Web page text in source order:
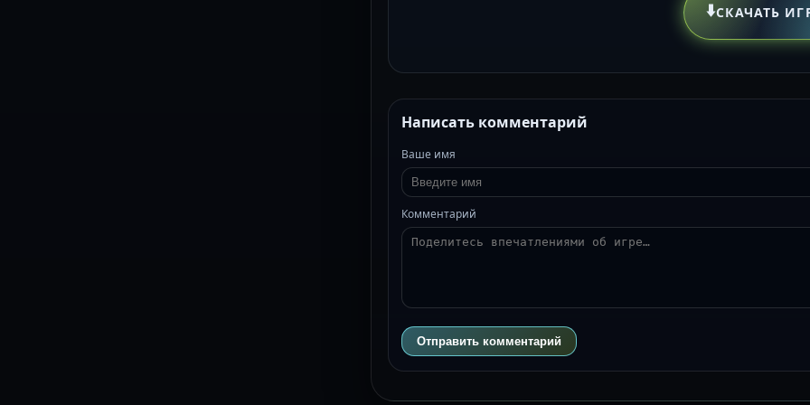
⬇️СКАЧАТЬ
Написать комментарий
Ваше имя
Комментарий
Отправить комментарий